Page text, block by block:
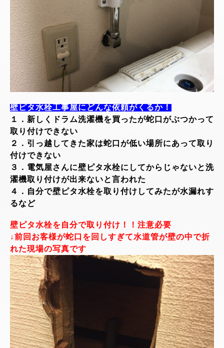
壁ピタ水栓工事屋にどんな依頼がくるか！
１．新しくドラム洗濯機を買ったが蛇口がぶつかって
取り付けできない
２．引っ越してきた家は蛇口が低い場所にあって取り
付けできない
３．電気屋さんに壁ピタ水栓にしてからじゃないと洗
濯機取り付けが出来ないと言われた
４．自分で壁ピタ水栓を取り付けしてみたが水漏れす
るなど
壁ピタ水栓を自分で取り付け！！注意必要
↓前回お客様が蛇口を回しすぎて水道管が壁の中で折
れた現場の写真です